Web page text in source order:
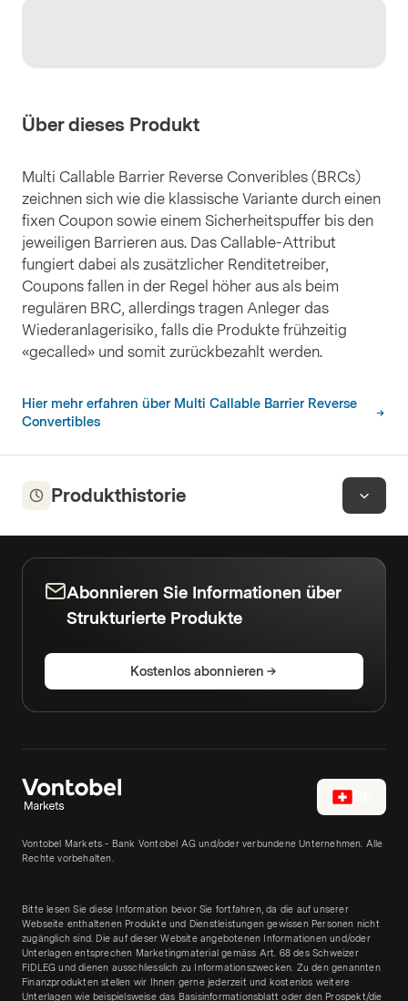
Über dieses Produkt
Multi Callable Barrier Reverse Converibles (BRCs)
zeichnen sich wie die klassische Variante durch einen
fixen Coupon sowie einem Sicherheitspuffer bis den
jeweiligen Barrieren aus. Das Callable-Attribut
fungiert dabei als zusätzlicher Renditetreiber,
Coupons fallen in der Regel höher aus als beim
regulären BRC, allerdings tragen Anleger das
Wiederanlagerisiko, falls die Produkte frühzeitig
«gecalled» und somit zurückbezahlt werden.
Hier mehr erfahren über Multi Callable Barrier Reverse
Convertibles
Produkthistorie
Abonnieren Sie Informationen über
Strukturierte Produkte
Kostenlos abonnieren
Vontobel Markets - Bank Vontobel AG und/oder verbundene Unternehmen. Alle
Rechte vorbehalten.
Bitte lesen Sie diese Information bevor Sie fortfahren, da die auf unserer
Webseite enthaltenen Produkte und Dienstleistungen gewissen Personen nicht
zugänglich sind. Die auf dieser Website angebotenen Informationen und/oder
Unterlagen entsprechen Marketingmaterial gemäss Art. 68 des Schweizer
FIDLEG und dienen ausschliesslich zu Informationszwecken. Zu den genannten
Finanzprodukten stellen wir Ihnen gerne jederzeit und kostenlos weitere
Unterlagen wie beispielsweise das Basisinformationsblatt oder den Prospekt/die